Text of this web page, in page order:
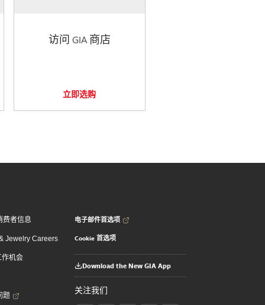
访问 GIA 商店
立即选购
费者信息
Jewelry Careers
作机会
题
电子邮件首选项
Cookie 首选项
Download the New GIA App
关注我们